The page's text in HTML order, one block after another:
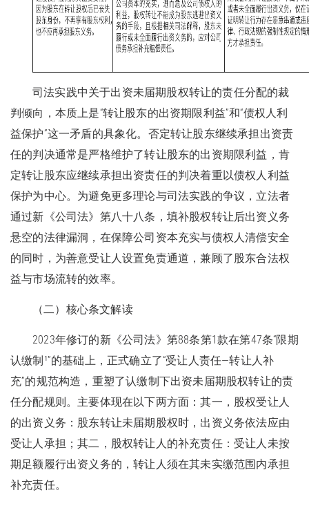
司法实践中关于出资未届期股权转让的责任分配的裁
判倾向，本质上是“转让股东的出资期限利益”和“债权人利
益保护”这一矛盾的具象化。否定转让股东继续承担出资责
任的判决通常是严格维护了转让股东的出资期限利益，肯
定转让股东应继续承担出资责任的判决着重以债权人利益
保护为中心。为避免更多理论与司法实践的争议，立法者
通过新《公司法》第八十八条，填补股权转让后出资义务
悬空的法律漏洞，在保障公司资本充实与债权人清偿安全
的同时，为善意受让人设置免责通道，兼顾了股东合法权
益与市场流转的效率。
（二）核心条文解读
2023年修订的新《公司法》第88条第1款在第47条“限期
认缴制¹”的基础上，正式确立了“受让人责任—转让人补
充”的规范构造，重塑了认缴制下出资未届期股权转让的责
任分配规则。主要体现在以下两方面：其一，股权受让人
的出资义务：股东转让未届期股权时，出资义务依法应由
受让人承担；其二，股权转让人的补充责任：受让人未按
期足额履行出资义务的，转让人须在其未实缴范围内承担
补充责任。